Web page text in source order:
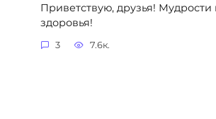
Приветствую, друзья! Мудрости
здоровья!
3 7.6к.